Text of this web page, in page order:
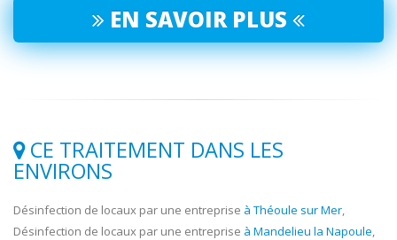
EN SAVOIR PLUS
CE TRAITEMENT DANS LES
ENVIRONS
Désinfection de locaux par une entreprise à Théoule sur Mer,
Désinfection de locaux par une entreprise à Mandelieu la Napoule,